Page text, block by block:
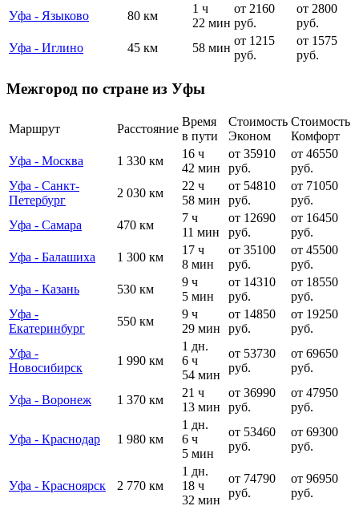
Уфа - Языково
80 км
1 ч
22 мин
от 2160
руб.
от 2800
руб.
Уфа - Иглино
45 км 58 мин
от 1215
руб.
от 1575
руб.
Межгород по стране из Уфы
Маршрут Расстояние
Время
в пути
Стоимость
Эконом
Стоимость
Комфорт
Уфа - Москва
1 330 км
16 ч
42 мин
от 35910
руб.
от 46550
руб.
Уфа - Санкт-
Петербург
2 030 км
22 ч
58 мин
от 54810
руб.
от 71050
руб.
Уфа - Самара
470 км
7 ч
11 мин
от 12690
руб.
от 16450
руб.
Уфа - Балашиха
1 300 км
17 ч
8 мин
от 35100
руб.
от 45500
руб.
Уфа - Казань
530 км
9 ч
5 мин
от 14310
руб.
от 18550
руб.
Уфа -
Екатеринбург
550 км
9 ч
29 мин
от 14850
руб.
от 19250
руб.
Уфа -
Новосибирск
1 990 км
1 дн.
6 ч
54 мин
от 53730
руб.
от 69650
руб.
Уфа - Воронеж 1 370 км
21 ч
13 мин
от 36990
руб.
от 47950
руб.
Уфа - Краснодар 1 980 км
1 дн.
6 ч
5 мин
от 53460
руб.
от 69300
руб.
Уфа - Красноярск 2 770 км
1 дн.
18 ч
32 мин
от 74790
руб.
от 96950
руб.